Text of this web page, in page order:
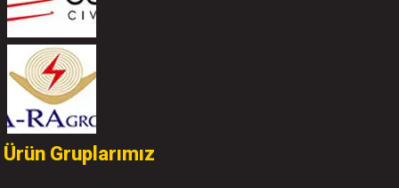
Ürün Gruplarımız